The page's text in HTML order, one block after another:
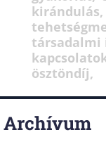
kirándulás
társadalmi
ösztöndíj
Archívum